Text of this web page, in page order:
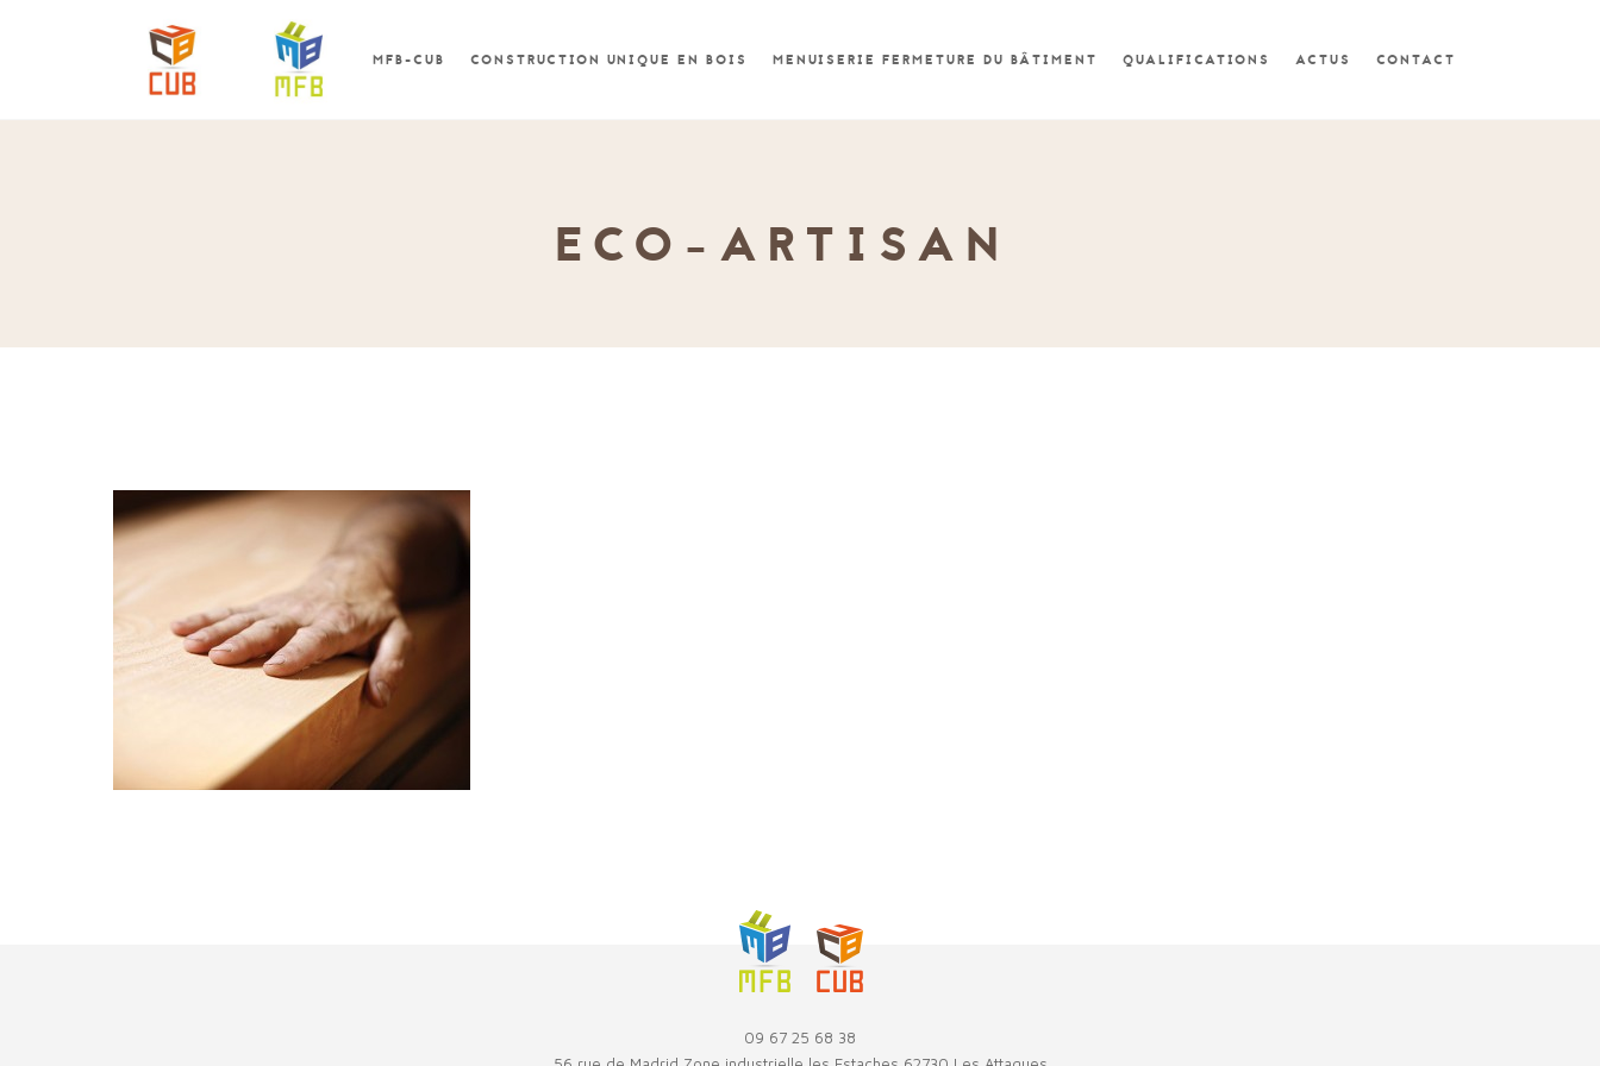
MFB-CUB CONSTRUCTION UNIQUE EN BOIS MENUISERIE FERMETURE DU BÂTIMENT QUALIFICATIONS ACTUS CONTACT
ECO-ARTISAN
09 67 25 68 38